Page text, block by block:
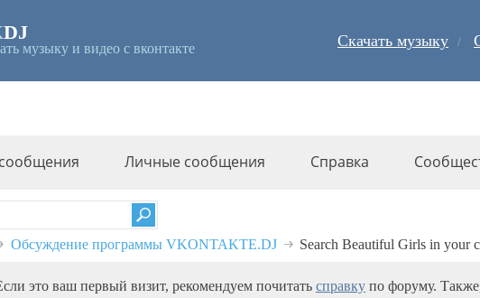
DJ
музыку и видео с вконтакте Скачать музыку
Личные сообщения Справка
Обсуждение программы VKONTAKTE.DJ Search Beautiful Girls in your
это ваш первый визит, рекомендуем почитать справку по форуму.